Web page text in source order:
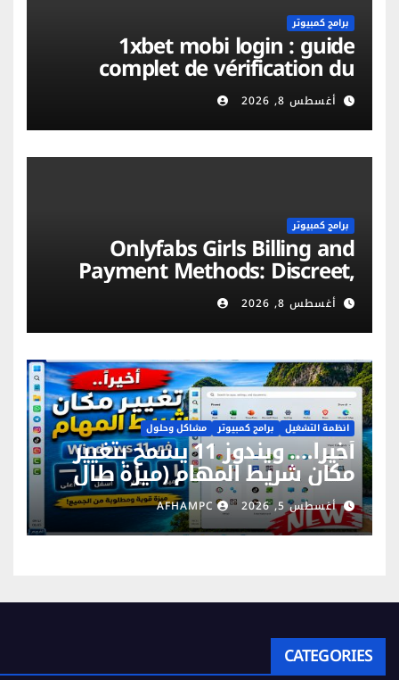
برامج كمبيوتر
1xbet mobi login : guide
complet de vérification du
compte et sécurité mobile
أغسطس 8, 2026
برامج كمبيوتر
Onlyfabs Girls Billing and
Payment Methods: Discreet,
Secure & Flexible Options
أغسطس 8, 2026
انظمة التشغيل برامج كمبيوتر مشاكل وحلول
أخيراً…. ويندوز 11 يسمح بتغيير
مكان شريط المهام (ميزة طال
انتظارها)
أغسطس 5, 2026 AFHAMPC
CATEGORIES